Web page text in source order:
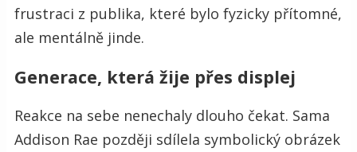
frustraci z publika, které bylo fyzicky přítomné,
ale mentálně jinde.
Generace, která žije přes displej
Reakce na sebe nenechaly dlouho čekat. Sama
Addison Rae později sdílela symbolický obrázek